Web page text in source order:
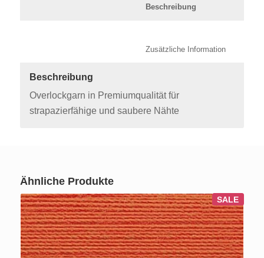
Beschreibung
Overlockgarn in Premiumqualität für
strapazierfähige und saubere Nähte
Ähnliche Produkte
SALE